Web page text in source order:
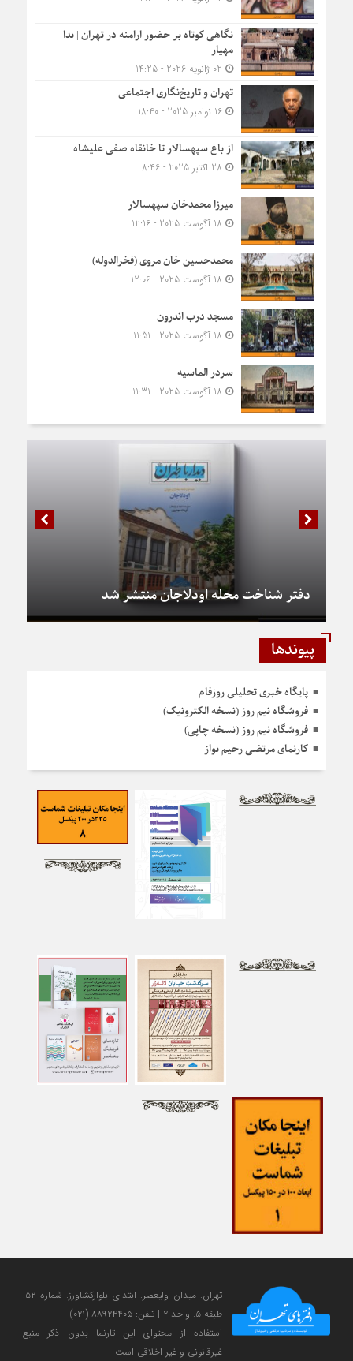
نگاهی کوتاه بر حضور ارامنه در تهران | ندا
مهیار
تهران و تاریخ‌نگاری اجتماعی
16 نوامبر 2025 - 18:40
از باغ سپهسالار تا خانقاه صفی علیشاه
میرزا محمدخان سپهسالار
محمدحسین خان مروی (فخرالدوله)
مسجد درب اندرون
سردر الماسیه
دفتر شناخت محله اودلاجان منتشر شد
پیوندها
پایگاه خبری تحلیلی روزفام
فروشگاه نیم روز (نسخه الکترونیک)
فروشگاه نیم روز (نسخه چاپی)
کارنمای مرتضی رحیم نواز
تهران. میدان ولی‎عصر. ابتدای بلوارکشاورز. شماره ۵۲.
طبقه ۵. واحد ۲ | تلفن: ۸۸۹۲۴۴۰۵ (۰۲۱)
استفاده از محتوای این تارنما بدون ذکر منبع
غیرقانونی و غیر اخلاقی است